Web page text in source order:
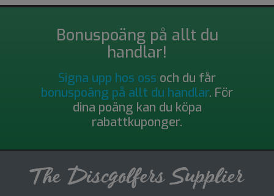
Bonuspoäng på allt du
handlar!
Signa upp hos oss och du får
bonuspoäng på allt du handlar. För
dina poäng kan du köpa
rabattkuponger.